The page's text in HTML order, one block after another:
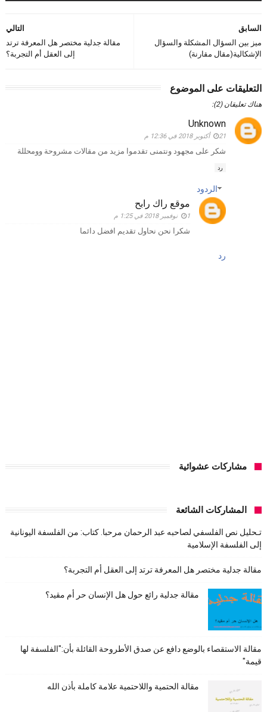
التالي
مقالة جدلية مختصر هل المعرفة ترتد
إلى العقل أم التجربة؟
السابق
ميز بين السؤال المشكلة والسؤال
الإشكالية(مقال مقارنة)
التعليقات على الموضوع
هناك تعليقان (2):
Unknown
21 أكتوبر 2018 في 12:36 م
شكر على مجهود ونتمنى تقدموا مزيد من مقالات مشروحة وومحللة
رد
الردود
موقع راك رابح
1 نوفمبر 2018 في 1:25 م
شكرا نحن نحاول تقديم افضل دائما
رد
مشاركات عشوائية
المشاركات الشائعة
تـحليل نص الفلسفي لصاحبه عبد الرحمان مرحبا. كتاب: من الفلسفة اليونانية
إلى الفلسفة الإسلامية
مقالة جدلية مختصر هل المعرفة ترتد إلى العقل أم التجربة؟
مقالة جدلية رائع حول هل الإنسان حر أم مقيد؟
مقالة الاستقصاء بالوضع دافع عن صدق الأطروحة القائلة بأن:"الفلسفة لها
قيمة"
مقالة الحتمية واللاحتمية علامة كاملة بأذن الله